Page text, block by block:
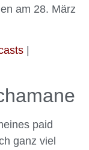
am 28. März
paid
ganz viel